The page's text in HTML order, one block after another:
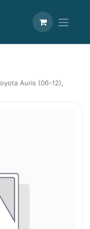
Auris (06-12),